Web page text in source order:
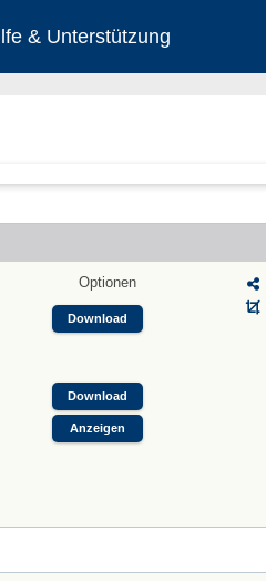
& Unterstützung
Optionen
Download
Download
Anzeigen